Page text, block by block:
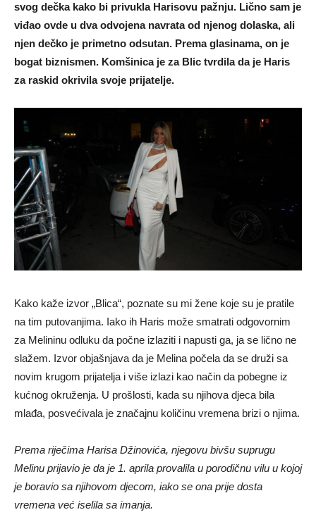
svog dečka kako bi privukla Harisovu pažnju. Lično sam je
viđao ovde u dva odvojena navrata od njenog dolaska, ali
njen dečko je primetno odsutan. Prema glasinama, on je
bogat biznismen. Komšinica je za Blic tvrdila da je Haris
za raskid okrivila svoje prijatelje.
Kako kaže izvor „Blica“, poznate su mi žene koje su je pratile
na tim putovanjima. Iako ih Haris može smatrati odgovornim
za Melininu odluku da počne izlaziti i napusti ga, ja se lično ne
slažem. Izvor objašnjava da je Melina počela da se druži sa
novim krugom prijatelja i više izlazi kao način da pobegne iz
kućnog okruženja. U prošlosti, kada su njihova djeca bila
mlađa, posvećivala je značajnu količinu vremena brizi o njima.
Prema riječima Harisa Džinovića, njegovu bivšu suprugu
Melinu prijavio je da je 1. aprila provalila u porodičnu vilu u kojoj
je boravio sa njihovom djecom, iako se ona prije dosta
vremena već iselila sa imanja.